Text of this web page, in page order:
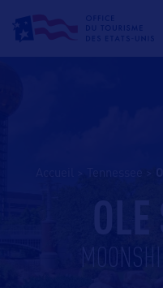
OLE